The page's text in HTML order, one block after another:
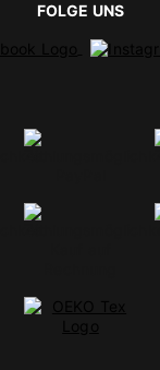
FOLGE UNS